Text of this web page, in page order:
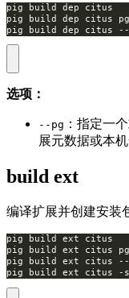
pig build
pig build dep citus
pig build dep citus
选项：
--pg ：指定一
展元数据或本
build ext
编译扩展并创建安装
pig build
pig build ext citus
pig build ext citus --
pig build ext